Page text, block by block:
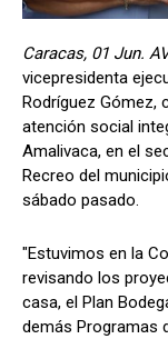
Caracas, 01 Jun.
vicepresidenta
Rodríguez Gómez,
atención social
Amalivaca, en el
Recreo del
sábado pasado.
"Estuvimos en la
revisando los
casa, el Plan
demás Programas